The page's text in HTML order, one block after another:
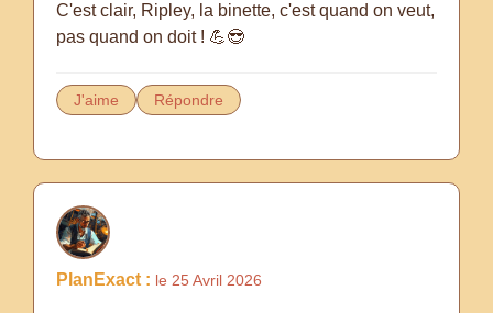
C'est clair, Ripley, la binette, c'est quand on veut,
pas quand on doit ! 💪😎
J'aime Répondre
PlanExact : le 25 Avril 2026